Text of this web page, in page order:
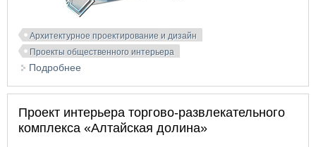
Архитектурное проектирование и дизайн
Проекты общественного интерьера
Подробнее
Проект интерьера торгово-развлекательного
комплекса «Алтайская долина»